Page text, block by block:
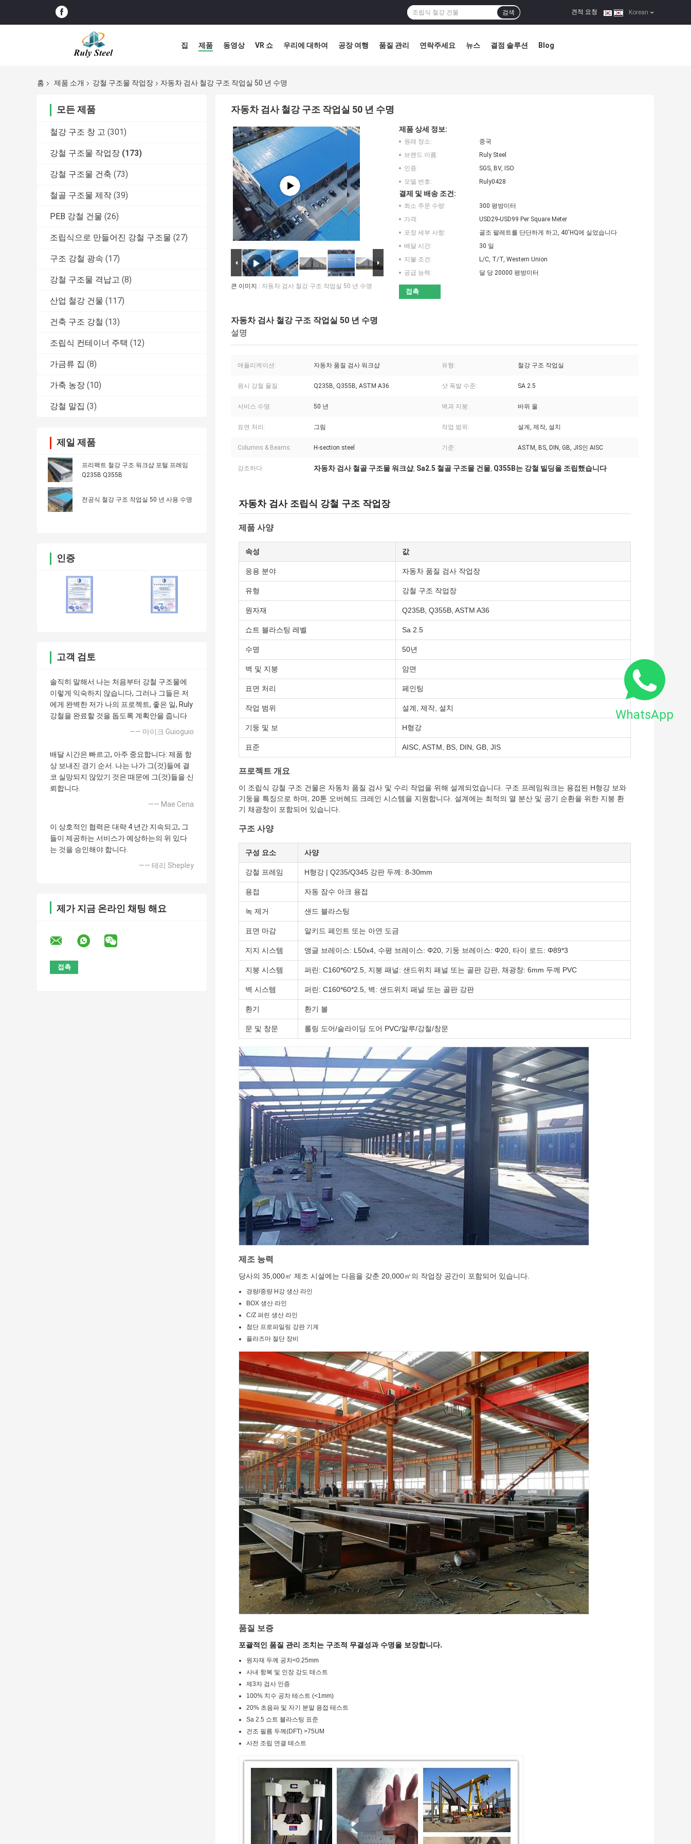
Korean
견적 요청 |
검색
집 제품 동영상 VR 쇼 우리에 대하여 공장 여행 품질 관리 연락주세요 뉴스 결점 솔루션 Blog
홈 제품 소개 강철 구조물 작업장 자동차 검사 철강 구조 작업실 50 년 수명
모든 제품
철강 구조 창 고 (301)
강철 구조물 작업장 (173)
강철 구조물 건축 (73)
철골 구조물 제작 (39)
PEB 강철 건물 (26)
조립식으로 만들어진 강철 구조물 (27)
구조 강철 광속 (17)
강철 구조물 격납고 (8)
산업 철강 건물 (117)
건축 구조 강철 (13)
조립식 컨테이너 주택 (12)
가금류 집 (8)
가축 농장 (10)
강철 말집 (3)
제일 제품
프리팩트 철강 구조 워크샵 포털 프레임
Q235B Q355B
전공식 철강 구조 작업실 50 년 사용 수명
인증
고객 검토
솔직히 말해서 나는 처음부터 강철 구조물에
이렇게 익숙하지 않습니다, 그러나 그들은 저
에게 완벽한 저가 나의 프로젝트, 좋은 일, Ruly
강철을 완료할 것을 돕도록 계획안을 줍니다
—— 마이크 Guioguio
배달 시간은 빠르고, 아주 중요합니다: 제품 항
상 보내진 경기 순서. 나는 나가 그(것)들에 결
코 실망되지 않았기 것은 때문에 그(것)들을 신
뢰합니다.
—— Mae Cena
이 상호적인 협력은 대략 4 년간 지속되고, 그
들이 제공하는 서비스가 예상하는의 위 있다
는 것을 승인해야 합니다.
—— 테리 Shepley
제가 지금 온라인 채팅 해요
자동차 검사 철강 구조 작업실 50 년 수명
큰 이미지 : 자동차 검사 철강 구조 작업실 50 년 수명
제품 상세 정보:
원래 장소:
중국
브랜드 이름:
Ruly Steel
인증:
SGS, BV, ISO
모델 번호:
Ruly0428
결제 및 배송 조건:
최소 주문 수량:
300 평방미터
가격:
USD29-USD99 Per Square Meter
포장 세부 사항:
골조 팔레트를 단단하게 하고, 40'HQ에 실었습니다
배달 시간:
30 일
지불 조건:
L/C, T/T, Western Union
공급 능력:
달 당 20000 평방미터
접촉
자동차 검사 철강 구조 작업실 50 년 수명
설명
애플리케이션: 자동차 품질 검사 워크샵 유형: 철강 구조 작업실
원시 강철 물질: Q235B, Q355B, ASTM A36 샷 폭발 수준: SA 2.5
서비스 수명: 50 년 벽과 지붕: 바위 울
표면 처리: 그림 작업 범위: 설계, 제작, 설치
Columns & Beams: H-section steel 기준: ASTM, BS, DIN, GB, JIS인 AISC
강조하다: 자동차 검사 철골 구조물 워크샵, Sa2.5 철골 구조물 건물, Q355B는 강철 빌딩을 조립했습니다
자동차 검사 조립식 강철 구조 작업장
제품 사양
속성 값
응용 분야 자동차 품질 검사 작업장
유형 강철 구조 작업장
원자재 Q235B, Q355B, ASTM A36
쇼트 블라스팅 레벨 Sa 2.5
수명 50년
벽 및 지붕 암면
표면 처리 페인팅
작업 범위 설계, 제작, 설치
기둥 및 보 H형강
표준 AISC, ASTM, BS, DIN, GB, JIS
프로젝트 개요
이 조립식 강철 구조 건물은 자동차 품질 검사 및 수리 작업을 위해 설계되었습니다. 구조 프레임워크는 용접된 H형강 보와
기둥을 특징으로 하며, 20톤 오버헤드 크레인 시스템을 지원합니다. 설계에는 최적의 열 분산 및 공기 순환을 위한 지붕 환
기 채광창이 포함되어 있습니다.
구조 사양
구성 요소 사양
강철 프레임 H형강 | Q235/Q345 강판 두께: 8-30mm
용접 자동 잠수 아크 용접
녹 제거 샌드 블라스팅
표면 마감 알키드 페인트 또는 아연 도금
지지 시스템 앵글 브레이스: L50x4, 수평 브레이스: Φ20, 기둥 브레이스: Φ20, 타이 로드: Φ89*3
지붕 시스템 퍼린: C160*60*2.5, 지붕 패널: 샌드위치 패널 또는 골판 강판, 채광창: 6mm 두께 PVC
벽 시스템 퍼린: C160*60*2.5, 벽: 샌드위치 패널 또는 골판 강판
환기 환기 볼
문 및 창문 롤링 도어/슬라이딩 도어 PVC/알루/강철/창문
제조 능력
당사의 35,000㎡ 제조 시설에는 다음을 갖춘 20,000㎡의 작업장 공간이 포함되어 있습니다.
경량/중량 H강 생산 라인
BOX 생산 라인
C/Z 퍼린 생산 라인
첨단 프로파일링 강판 기계
플라즈마 절단 장비
품질 보증
포괄적인 품질 관리 조치는 구조적 무결성과 수명을 보장합니다.
원자재 두께 공차<0.25mm
사내 항복 및 인장 강도 테스트
제3자 검사 인증
100% 치수 공차 테스트 (<1mm)
20% 초음파 및 자기 분말 용접 테스트
Sa 2.5 쇼트 블라스팅 표준
건조 필름 두께(DFT) >75UM
사전 조립 연결 테스트
WhatsApp